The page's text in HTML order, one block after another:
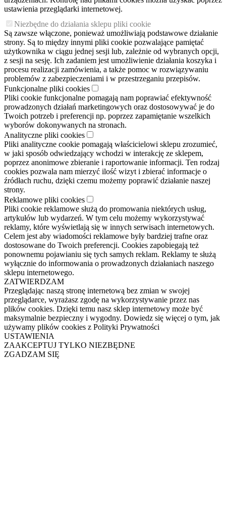
ustawienia przeglądarki internetowej.
Niezbędne do działania sklepu pliki cookie
Są zawsze włączone, ponieważ umożliwiają podstawowe działanie
strony. Są to między innymi pliki cookie pozwalające pamiętać
użytkownika w ciągu jednej sesji lub, zależnie od wybranych opcji,
z sesji na sesję. Ich zadaniem jest umożliwienie działania koszyka i
procesu realizacji zamówienia, a także pomoc w rozwiązywaniu
problemów z zabezpieczeniami i w przestrzeganiu przepisów.
Funkcjonalne pliki cookies
Pliki cookie funkcjonalne pomagają nam poprawiać efektywność
prowadzonych działań marketingowych oraz dostosowywać je do
Twoich potrzeb i preferencji np. poprzez zapamiętanie wszelkich
wyborów dokonywanych na stronach.
Analityczne pliki cookies
Pliki analityczne cookie pomagają właścicielowi sklepu zrozumieć,
w jaki sposób odwiedzający wchodzi w interakcję ze sklepem,
poprzez anonimowe zbieranie i raportowanie informacji. Ten rodzaj
cookies pozwala nam mierzyć ilość wizyt i zbierać informacje o
źródłach ruchu, dzięki czemu możemy poprawić działanie naszej
strony.
Reklamowe pliki cookies
Pliki cookie reklamowe służą do promowania niektórych usług,
artykułów lub wydarzeń. W tym celu możemy wykorzystywać
reklamy, które wyświetlają się w innych serwisach internetowych.
Celem jest aby wiadomości reklamowe były bardziej trafne oraz
dostosowane do Twoich preferencji. Cookies zapobiegają też
ponownemu pojawianiu się tych samych reklam. Reklamy te służą
wyłącznie do informowania o prowadzonych działaniach naszego
sklepu internetowego.
ZATWIERDZAM
Przeglądając naszą stronę internetową bez zmian w swojej
przeglądarce, wyrażasz zgodę na wykorzystywanie przez nas
plików cookies. Dzięki temu nasz sklep internetowy może być
maksymalnie bezpieczny i wygodny. Dowiedz się więcej o tym, jak
używamy plików cookies z Polityki Prywatności
USTAWIENIA
ZAAKCEPTUJ TYLKO NIEZBĘDNE
ZGADZAM SIĘ